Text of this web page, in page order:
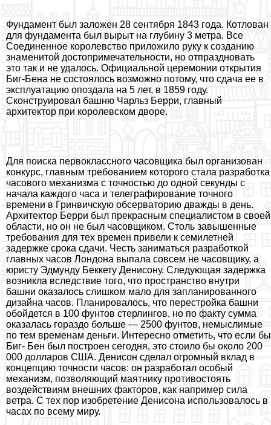
Фундамент был заложен 28 сентября 1843 года. Котлован
для фундамента был вырыт на глубину 3 метра. Все
Соединенное королевство приложило руку к созданию
знаменитой достопримечательности, но отпраздновать
это так и не удалось. Официальной церемонии открытия
Биг-Бена не состоялось возможно потому, что сдача ее в
эксплуатацию опоздала на 5 лет, в 1859 году.
Сконструировал башню Чарльз Берри, главный
архитектор при королевском дворе.
Для поиска первоклассного часовщика был организован
конкурс, главным требованием которого стала разработка
часового механизма с точностью до одной секунды с
начала каждого часа и телеграфирование точного
времени в Гринвичскую обсерваторию дважды в день.
Архитектор Берри был прекрасным специалистом в своей
области, но он не был часовщиком. Столь завышенные
требования для тех времен привели к семилетней
задержке срока сдачи. Честь заниматься разработкой
главных часов Лондона выпала совсем не часовщику, а
юристу Эдмунду Беккету Денисону. Следующая задержка
возникла вследствие того, что прострaнcтво внутри
башни оказалось слишком мало для запланированного
дизайна часов. Планировалось, что перестройка башни
обойдется в 100 фунтов стерлингов, но по факту сумма
оказалась гораздо больше — 2500 фунтов, немыслимые
по тем временам деньги. Интересно отметить, что если бы
Биг- Бен был построен сегодня, это стоило бы около 200
000 долларов США. Денисон сделал огромный вклад в
концепцию точности часов: он разработал особый
механизм, позволяющий маятнику противостоять
воздействиям внешних факторов, как например сила
ветра. С тех пор изобретение Денисона использовалось в
часах по всему миру.